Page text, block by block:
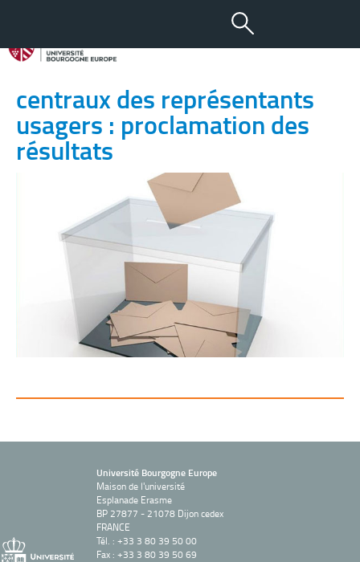
11 FÉV 2022
Élections aux conseils
centraux des représentants
usagers : proclamation des
résultats
Université Bourgogne Europe
Maison de l'université
Esplanade Erasme
BP 27877 - 21078 Dijon cedex
FRANCE
Tél. : +33 3 80 39 50 00
Fax : +33 3 80 39 50 69